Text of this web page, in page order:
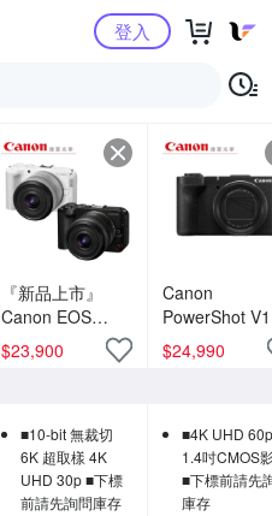
Yahoo購物中心登入
『新品上市』
Canon EOS
R50V RF-S 14-
30mm F4~6.3 IS
VLOG
$23,900
Canon
PowerShot
音相機 台灣
公司貨
$24,990
■10-bit 無裁切
6K 超取樣 4K
UHD 30p ■下標
前請先詢問庫存
■4K UHD
1.4吋CMOS
■下標前請先
庫存